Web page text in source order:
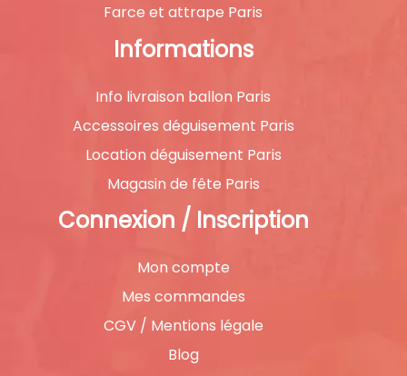
Farce et attrape Paris
Informations
Info livraison ballon Paris
Accessoires déguisement Paris
Location déguisement Paris
Magasin de fête Paris
Connexion / Inscription
Mon compte
Mes commandes
CGV / Mentions légale
Blog